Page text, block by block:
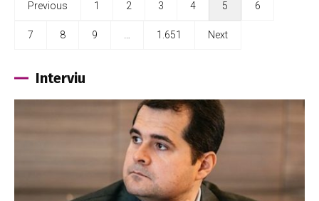
Previous 1 2 3 4 5 6
7 8 9 1.651 Next
Interviu